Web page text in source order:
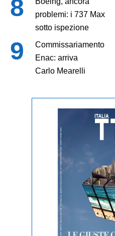
problemi: i 737 Max
sotto ispezione
Commissariamento
Enac: arriva
Carlo Mearelli